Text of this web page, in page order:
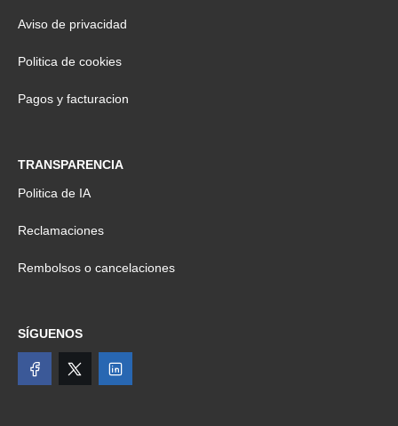
Aviso de privacidad
Politica de cookies
Pagos y facturacion
TRANSPARENCIA
Politica de IA
Reclamaciones
Rembolsos o cancelaciones
SÍGUENOS